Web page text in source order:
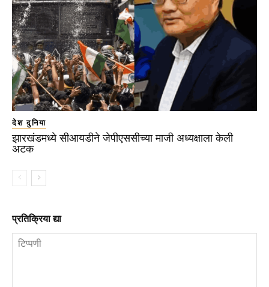
देश दुनिया
झारखंडमध्ये सीआयडीने जेपीएससीच्या माजी अध्यक्षाला केली
अटक
प्रतिक्रिया द्या